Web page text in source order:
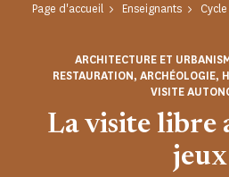
Page d'accueil Enseignants
La visite libre
jeux
ARCHITECTURE ET
RESTAURATION, ARCHÉOLOGIE,
VISITE